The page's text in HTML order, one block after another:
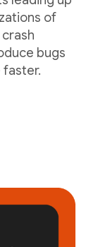
of
bugs
faster.